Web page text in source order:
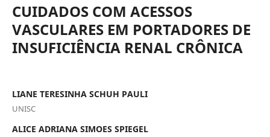
CUIDADOS COM ACESSOS
VASCULARES EM PORTADORES DE
INSUFICIÊNCIA RENAL CRÔNICA
LIANE TERESINHA SCHUH PAULI
UNISC
ALICE ADRIANA SIMOES SPIEGEL